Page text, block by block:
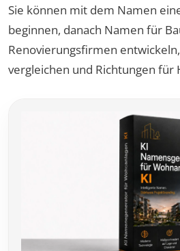
Sie können mit dem Namen
beginnen, danach Namen für
Renovierungsfirmen
vergleichen und Richtungen für